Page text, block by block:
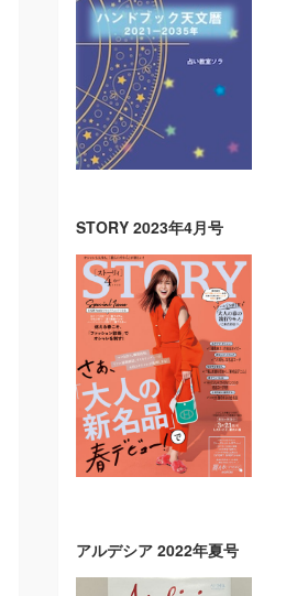
STORY 2023年4月号
アルデシア 2022年夏号